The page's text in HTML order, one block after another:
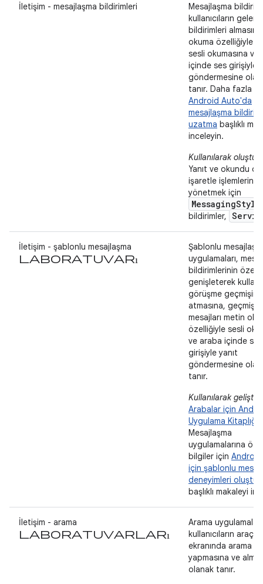
İletişim - mesajlaşma bildirimleri
Mesajlaşma
kullanıcıların gelen
bildirimleri
okuma özelliğiyle
sesli okumasına ve
içinde ses girişiyle
göndermesine
tanır. Daha fazla
Android Auto'da
mesajlaşma
uzatma başlıklı
inceleyin.
Kullanılarak
Yanıt ve okundu
işaretle işlemlerini
yönetmek için
MessagingStyle
bildirimler,
İletişim - şablonlu mesajlaşma
laboratuvarı
Şablonlu
uygulamaları,
bildirimlerinin
genişleterek
görüşme
atmasına, geçmiş
mesajları metin
özelliğiyle sesli
ve araba içinde ses
girişiyle yanıt
göndermesine
tanır.
Kullanılarak
Arabalar için
Uygulama Kitaplığı
Mesajlaşma
uygulamalarına
bilgiler için
için şablonlu
deneyimleri
başlıklı makaleyi
İletişim - arama
laboratuvarları
Arama
kullanıcıların araç
ekranında arama
yapmasına ve
olanak tanır.